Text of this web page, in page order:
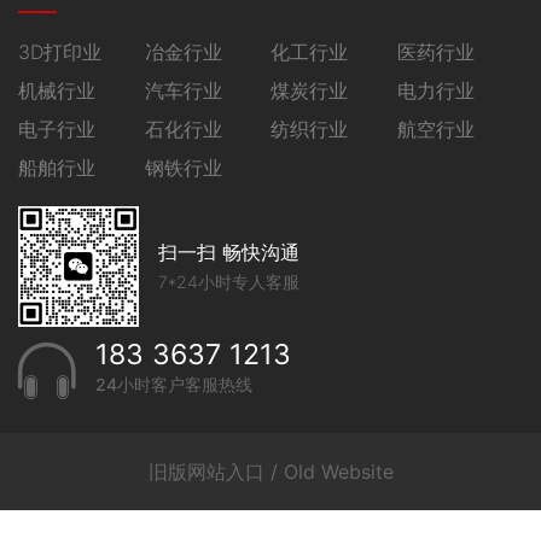
3D打印业 冶金行业 化工行业
医药行业
机械行业
汽车行业 煤炭行业
电力行业
电子行业
石化行业 纺织行业
航空行业
船舶行业
钢铁行业
扫一扫 畅快沟通
7*24小时专人客服
183 3637 1213
24小时客户客服热线
旧版网站入口 / Old Website